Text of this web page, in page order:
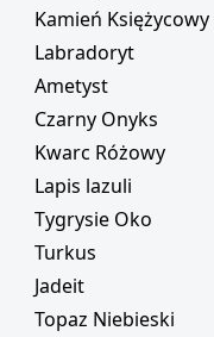
Kamień Księżycowy
Labradoryt
Ametyst
Czarny Onyks
Kwarc Różowy
Lapis lazuli
Tygrysie Oko
Turkus
Jadeit
Topaz Niebieski